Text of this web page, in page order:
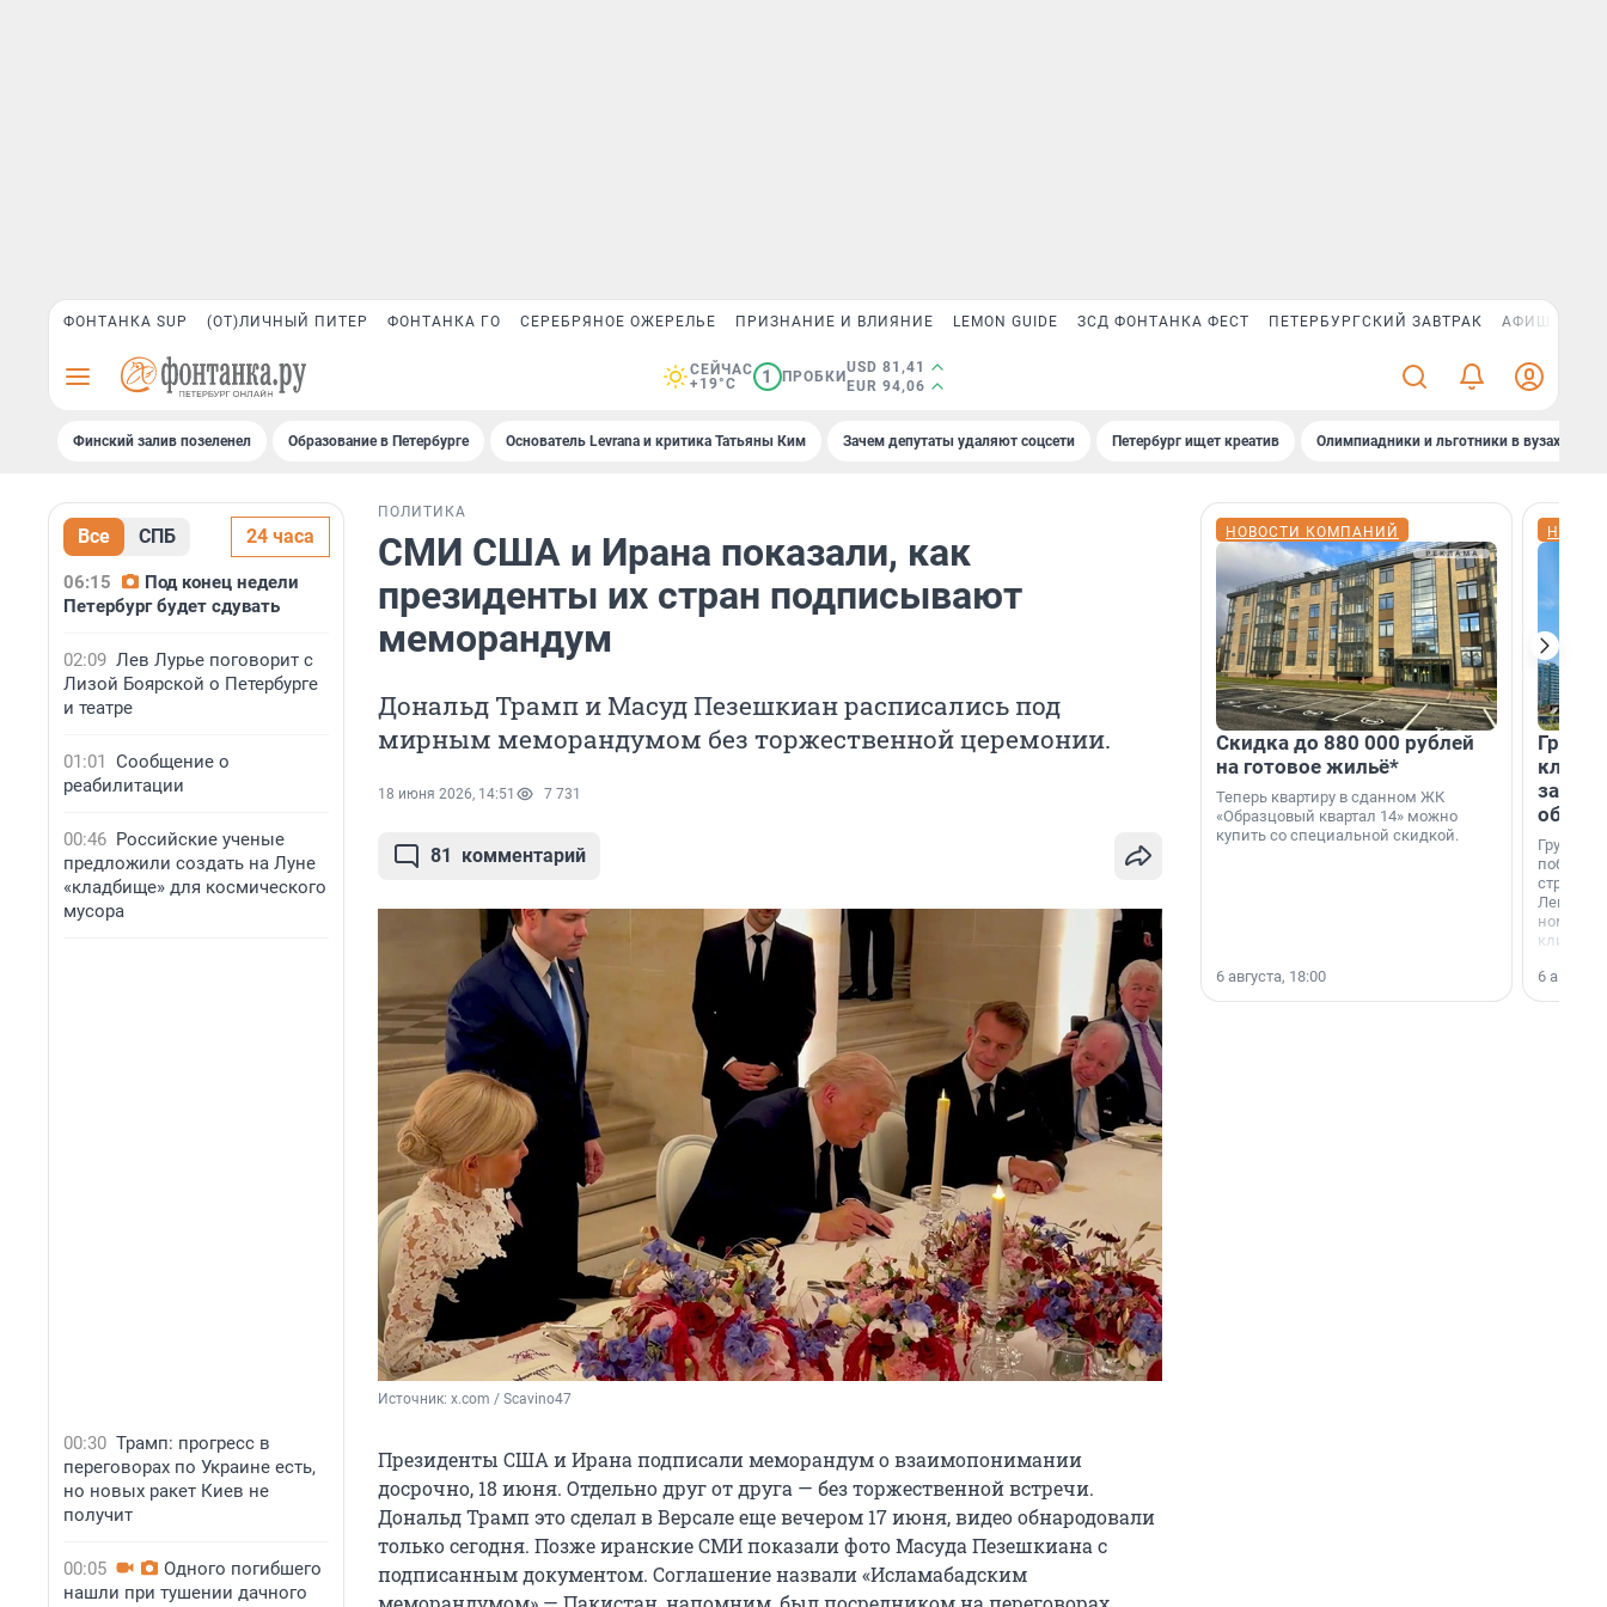
ФОНТАНКА SUP (ОТ)ЛИЧНЫЙ ПИТЕР ФОНТАНКА ГО СЕРЕБРЯНОЕ ОЖЕРЕЛЬЕ ПРИЗНАНИЕ И ВЛИЯНИЕ LEMON GUIDE ЗСД ФОНТАНКА ФЕСТ ПЕТЕРБУРГСКИЙ ЗАВТРАК АФИША PLUS
СЕЙЧАС
+19°C
1 ПРОБКИ
USD 81,41
EUR 94,06
Финский залив позеленел Образование в Петербурге Основатель Levrana и критика Татьяны Ким Зачем депутаты удаляют соцсети Петербург ищет креатив Олимпиадники и льготники в вузах СПб
Все СПБ 24 часа
06:15
Под конец недели
Петербург будет сдувать
02:09 Лев Лурье поговорит с
Лизой Боярской о Петербурге
и театре
01:01 Сообщение о
реабилитации
00:46 Российские ученые
предложили создать на Луне
«кладбище» для космического
мусора
00:30 Трамп: прогресс в
переговорах по Украине есть,
но новых ракет Киев не
получит
00:05
Одного погибшего
нашли при тушении дачного
ПОЛИТИКА
СМИ США и Ирана показали, как
президенты их стран подписывают
меморандум
Дональд Трамп и Масуд Пезешкиан расписались под
мирным меморандумом без торжественной церемонии.
18 июня 2026, 14:51 7 731
81 комментарий
Источник: x.com / Scavino47
Президенты США и Ирана подписали меморандум о взаимопонимании
досрочно, 18 июня. Отдельно друг от друга — без торжественной встречи.
Дональд Трамп это сделал в Версале еще вечером 17 июня, видео обнародовали
только сегодня. Позже иранские СМИ показали фото Масуда Пезешкиана с
подписанным документом. Соглашение назвали «Исламабадским
НОВОСТИ КОМПАНИЙ
Скидка до 880 000 рублей
на готовое жильё*
Теперь квартиру в сданном ЖК
«Образцовый квартал 14» можно
купить со специальной скидкой.
6 августа, 18:00
Группа
области».
6